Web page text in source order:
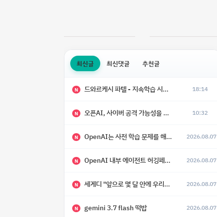
최신글 최신댓글 추천글
N 드와르케시 파텔 - 지속학습 시대에 대한 8가지 예측 18:14
N 오픈AI, 사이버 공격 가능성을 이유로 아스트라 모델 출시 연기 10:32
N OpenAI는 사전 학습 문제를 해결했으며, 'Doug'라는 코드명을 가진 훨씬 더 큰 모델을 활발히 개발 중 2026.08.07
N OpenAI 내부 에이전트 허깅페이스 해킹 사건 정리 2026.08.07
N 세게디 "앞으로 몇 달 안에 우리는 전복적 AI, 적대적 AI 둘 다 보게 될 것" 2026.08.07
N gemini 3.7 flash 떡밥 2026.08.07